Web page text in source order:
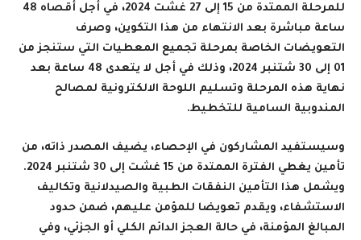
للمرحلة الممتدة من 15 إلى 27 غشت 2024، في أجل أقصاه 48
ساعة مباشرة بعد الانتهاء من هذا التكوين، وصرف
التعويضات الخاصة بمرحلة تجميع المعطيات التي ستنجز من
01 إلى 30 شتنبر 2024، وذلك في أجل لا يتعدى 48 ساعة بعد
نهاية هذه المرحلة وتسليم اللوحة الالكترونية لمصالح
المندوبية السامية للتخطيط.
وسيستفيد المشاركون في الإحصاء، يضيف المصدر ذاته، من
تأمين يغطي الفترة الممتدة من 15 غشت إلى 30 شتنبر 2024.
ويشمل هذا التأمين النفقات الطبية والصيدلانية وتكاليف
الاستشفاء، ويقدم تعويضا للمؤمن عليهم، ضمن حدود
المبالغ المؤمنة، في حالة العجز الدائم الكلي أو الجزئي، وفي